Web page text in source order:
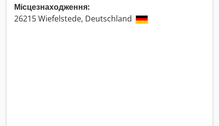
Місцезнаходження:
26215 Wiefelstede, Deutschland